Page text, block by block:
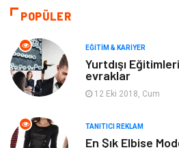
Moda
Makine
Elektronik
Giyim
POPÜLER
EĞITIM & KARIYER
Yurtdışı
evraklar
12 Eki 2018, Cum
TANITICI REKLAM
En Şık Elbise